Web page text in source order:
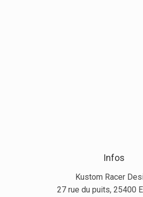
Infos
Kustom Racer
27 rue du puits, 25400